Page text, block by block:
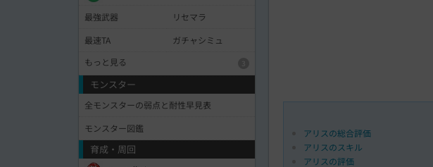
アリスの総合評価
アリスのスキル
アリスの評価
最強武器
リセマラ
最速TA
ガチャシミュ
もっと見る
モンスター
全モンスターの弱点と耐性早見表
モンスター図鑑
育成・周回